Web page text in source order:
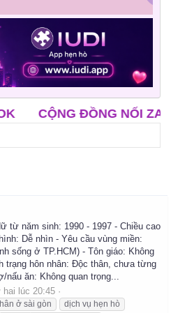
ĐỒNG NỐI ZALO
từ năm sinh: 1990 - 1997 - Chiều cao
Dễ nhìn - Yêu cầu vùng miền:
sống ở TP.HCM) - Tôn giáo: Không
trạng hôn nhân: Độc thân, chưa từng
nấu ăn: Không quan trọng...
hai lúc 20:45
ở sài gòn
dịch vụ hẹn hò